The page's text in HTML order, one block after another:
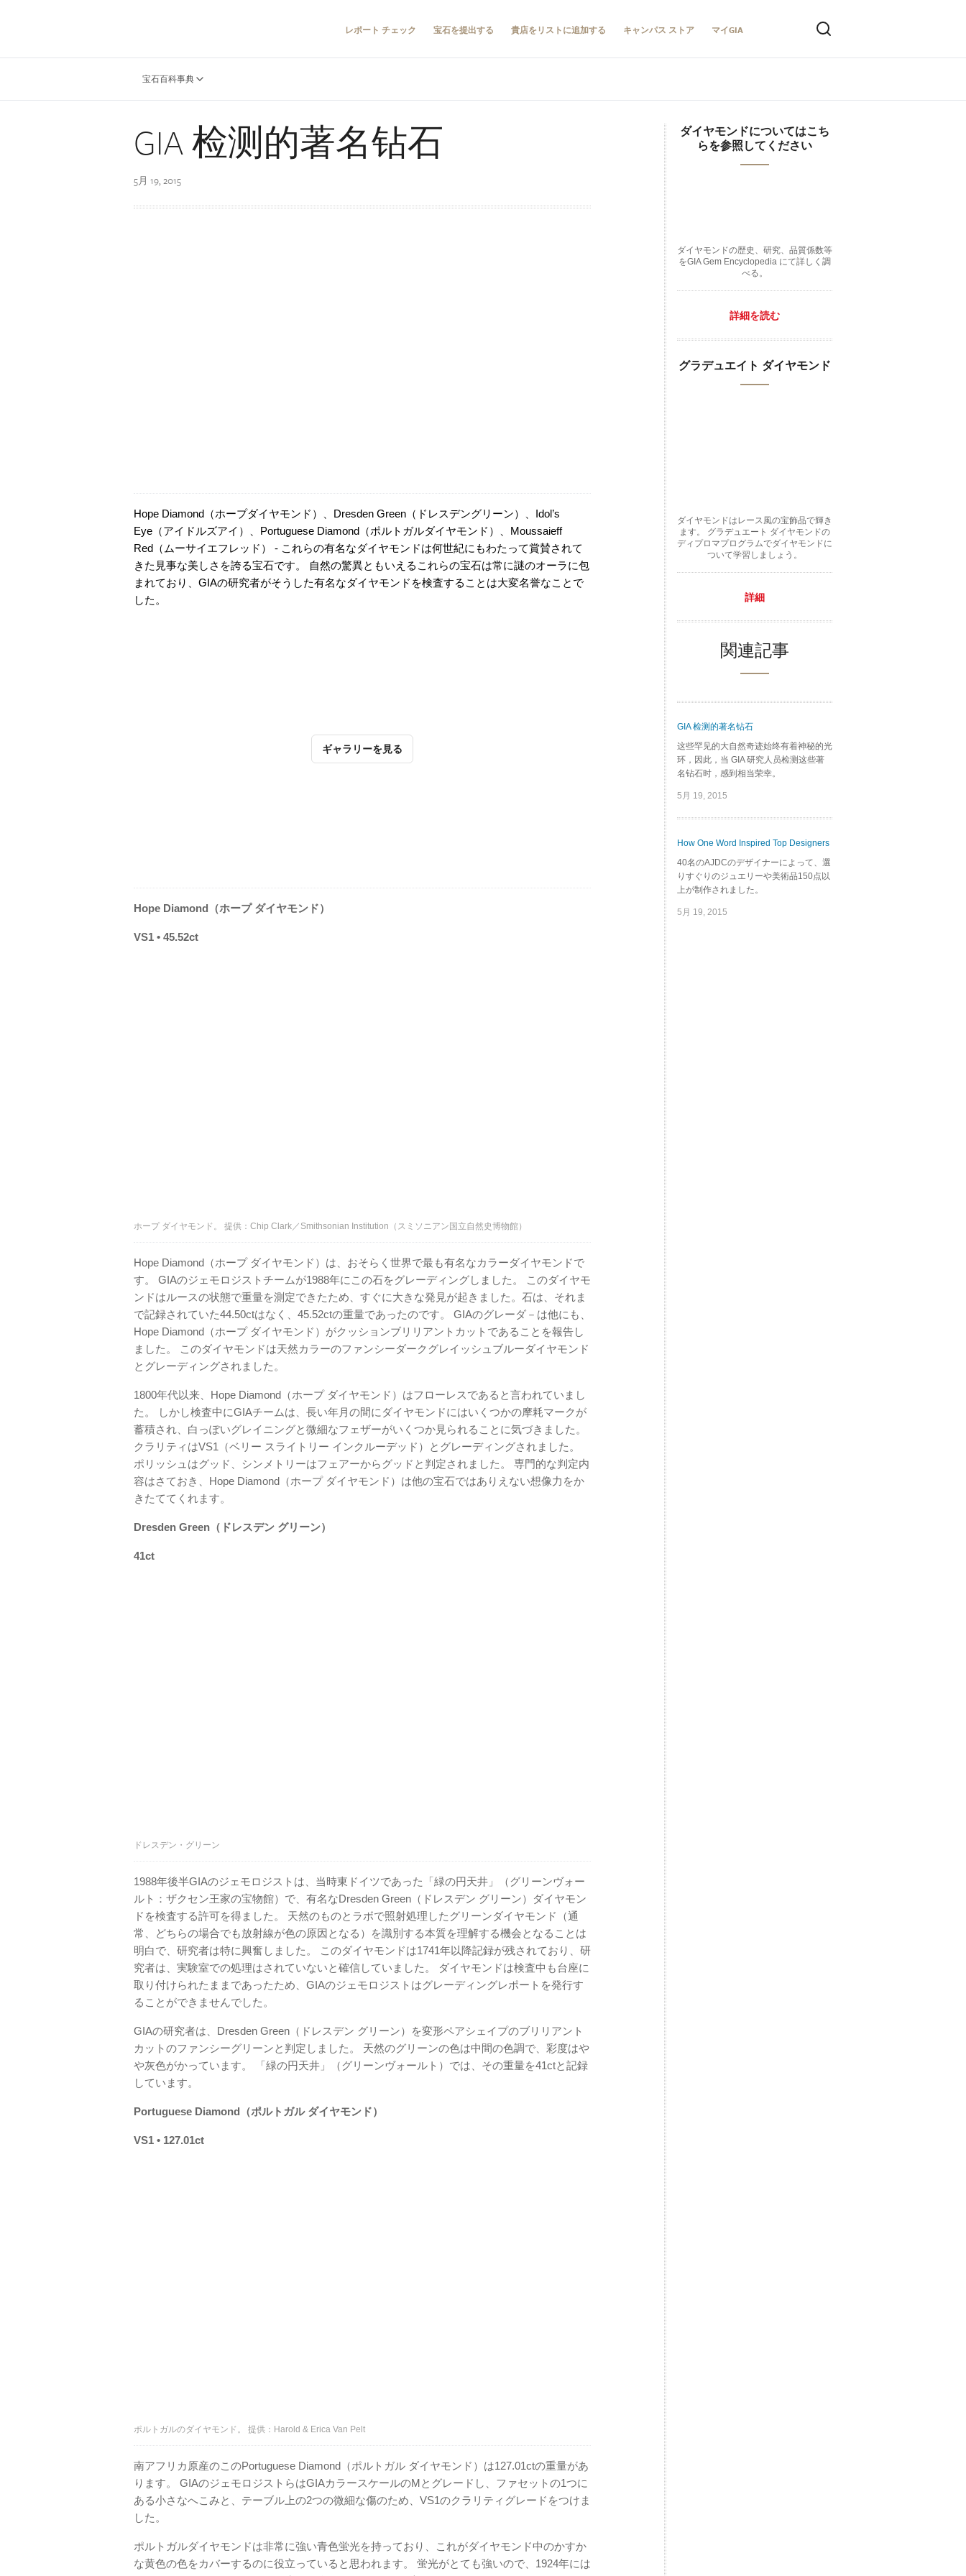
レポート チェック 宝石を提出する 貴店をリストに追加する キャンパス ストア マイGIA
宝石百科事典
GIA 检测的著名钻石
5月 19, 2015
Hope Diamond（ホープダイヤモンド）、Dresden Green（ドレスデングリーン）、Idol’s
Eye（アイドルズアイ）、Portuguese Diamond（ポルトガルダイヤモンド）、Moussaieff
Red（ムーサイエフレッド） - これらの有名なダイヤモンドは何世紀にもわたって賞賛されて
きた見事な美しさを誇る宝石です。 自然の驚異ともいえるこれらの宝石は常に謎のオーラに包
まれており、GIAの研究者がそうした有名なダイヤモンドを検査することは大変名誉なことで
した。
ギャラリーを見る
Hope Diamond（ホープ ダイヤモンド）
VS1 • 45.52ct
ホープ ダイヤモンド。 提供：Chip Clark／Smithsonian Institution（スミソニアン国立自然史博物館）
Hope Diamond（ホープ ダイヤモンド）は、おそらく世界で最も有名なカラーダイヤモンドで
す。 GIAのジェモロジストチームが1988年にこの石をグレーディングしました。 このダイヤモ
ンドはルースの状態で重量を測定できたため、すぐに大きな発見が起きました。石は、それま
で記録されていた44.50ctはなく、45.52ctの重量であったのです。 GIAのグレーダ－は他にも、
Hope Diamond（ホープ ダイヤモンド）がクッションブリリアントカットであることを報告し
ました。 このダイヤモンドは天然カラーのファンシーダークグレイッシュブルーダイヤモンド
とグレーディングされました。
1800年代以来、Hope Diamond（ホープ ダイヤモンド）はフローレスであると言われていまし
た。 しかし検査中にGIAチームは、長い年月の間にダイヤモンドにはいくつかの摩耗マークが
蓄積され、白っぽいグレイニングと微細なフェザーがいくつか見られることに気づきました。
クラリティはVS1（ベリー スライトリー インクルーデッド）とグレーディングされました。
ポリッシュはグッド、シンメトリーはフェアーからグッドと判定されました。 専門的な判定内
容はさておき、Hope Diamond（ホープ ダイヤモンド）は他の宝石ではありえない想像力をか
きたててくれます。
Dresden Green（ドレスデン グリーン）
41ct
ドレスデン・グリーン
1988年後半GIAのジェモロジストは、当時東ドイツであった「緑の円天井」（グリーンヴォー
ルト：ザクセン王家の宝物館）で、有名なDresden Green（ドレスデン グリーン）ダイヤモン
ドを検査する許可を得ました。 天然のものとラボで照射処理したグリーンダイヤモンド（通
常、どちらの場合でも放射線が色の原因となる）を識別する本質を理解する機会となることは
明白で、研究者は特に興奮しました。 このダイヤモンドは1741年以降記録が残されており、研
究者は、実験室での処理はされていないと確信していました。 ダイヤモンドは検査中も台座に
取り付けられたままであったため、GIAのジェモロジストはグレーディングレポートを発行す
ることができませんでした。
GIAの研究者は、Dresden Green（ドレスデン グリーン）を変形ペアシェイプのブリリアント
カットのファンシーグリーンと判定しました。 天然のグリーンの色は中間の色調で、彩度はや
や灰色がかっています。 「緑の円天井」（グリーンヴォールト）では、その重量を41ctと記録
しています。
Portuguese Diamond（ポルトガル ダイヤモンド）
VS1 • 127.01ct
ポルトガルのダイヤモンド。 提供：Harold & Erica Van Pelt
南アフリカ原産のこのPortuguese Diamond（ポルトガル ダイヤモンド）は127.01ctの重量があ
ります。 GIAのジェモロジストらはGIAカラースケールのMとグレードし、ファセットの1つに
ある小さなへこみと、テーブル上の2つの微細な傷のため、VS1のクラリティグレードをつけま
した。
ポルトガルダイヤモンドは非常に強い青色蛍光を持っており、これがダイヤモンド中のかすか
な黄色の色をカバーするのに役立っていると思われます。 蛍光がとても強いので、1924年には
ダイヤモンドについてはこち
らを参照してください
ダイヤモンドの歴史、研究、品質係数等
をGIA Gem Encyclopedia にて詳しく調
べる。
詳細を読む
グラデュエイト ダイヤモンド
ダイヤモンドはレース風の宝飾品で輝き
ます。 グラデュエート ダイヤモンドの
ディプロマプログラムでダイヤモンドに
ついて学習しましょう。
詳細
関連記事
GIA 检测的著名钻石
这些罕见的大自然奇迹始终有着神秘的光
环，因此，当 GIA 研究人员检测这些著
名钻石时，感到相当荣幸。
5月 19, 2015
How One Word Inspired Top Designers
40名のAJDCのデザイナーによって、選
りすぐりのジュエリーや美術品150点以
上が制作されました。
5月 19, 2015